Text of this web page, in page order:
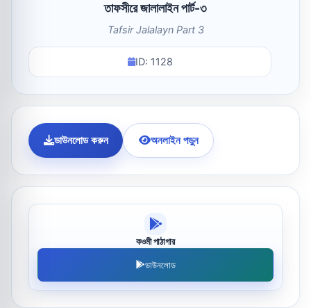
তাফসীরে জালালাইন পার্ট-৩
Tafsir Jalalayn Part 3
ID: 1128
ডাউনলোড করুন অনলাইন পড়ুন
কওমী পাঠাগার
ডাউনলোড